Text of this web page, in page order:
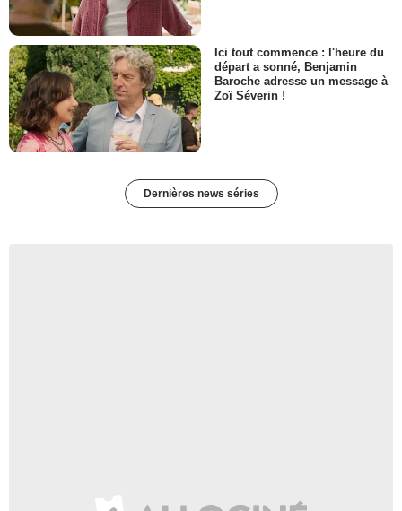
Ici tout commence : l'heure du
départ a sonné, Benjamin
Baroche adresse un message à
Zoï Séverin !
Dernières news séries